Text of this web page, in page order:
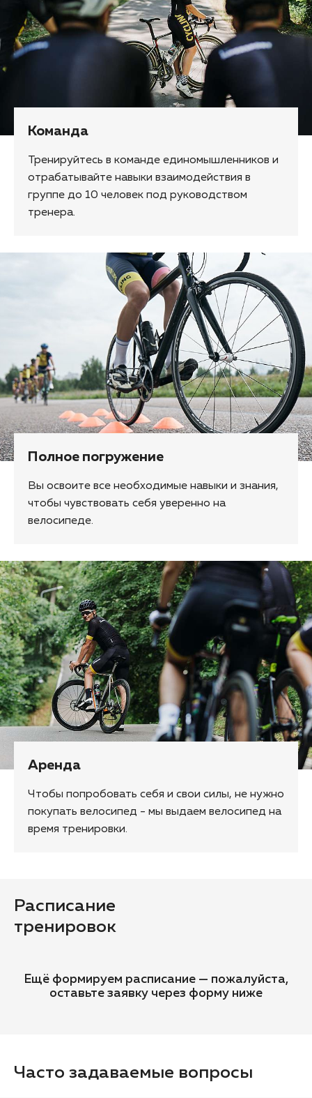
Команда
Тренируйтесь в команде единомышленников и
отрабатывайте навыки взаимодействия в
группе до 10 человек под руководством
тренера.
Полное погружение
Вы освоите все необходимые навыки и знания,
чтобы чувствовать себя уверенно на
велосипеде.
Аренда
Чтобы попробовать себя и свои силы, не нужно
покупать велосипед - мы выдаем велосипед на
время тренировки.
Расписание
тренировок
Ещё формируем расписание — пожалуйста,
оставьте заявку через форму ниже
Часто задаваемые вопросы